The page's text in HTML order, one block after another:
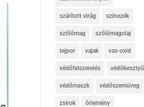
szárított virág színezék
szőlőmag szőlőmagolaj
tejpor vajak vas-oxid
védőfelszerelés védőkesztyű
védőmaszk védőszemüveg
zsírok őrlemény